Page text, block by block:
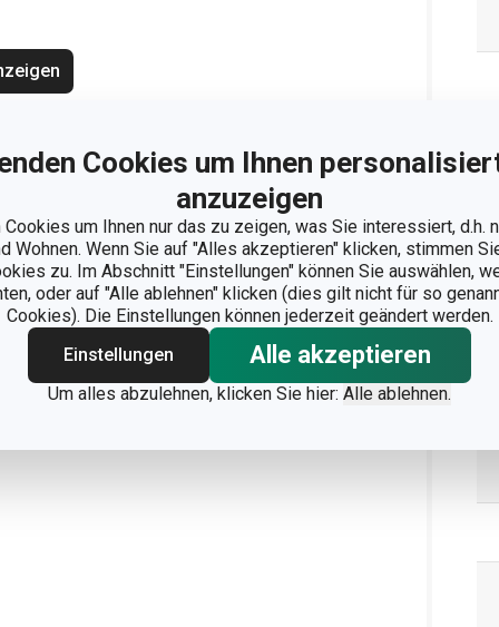
Cookies um Ihnen
anzuzeigen
um Ihnen nur das zu zeigen, was Sie interessiert, d.h.
Wohnen. Wenn Sie auf "Alles akzeptieren" klicken, stimmen
zu. Im Abschnitt "Einstellungen" können Sie auswählen,
oder auf "Alle ablehnen" klicken (dies gilt nicht für so
Cookies). Die Einstellungen können jederzeit geändert werden.
Einstellungen
Alle akzeptieren
Um alles abzulehnen, klicken Sie hier: Alle ablehnen.